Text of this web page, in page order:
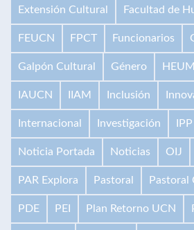
Extensión Cultural Facultad de
FEUCN FPCT Funcionarios
Galpón Cultural Género
IAUCN IIAM Inclusión
Internacional Investigación IPP
Noticia Portada Noticias OIJ
PAR Explora Pastoral Pastoral
PDE PEI Plan Retorno UCN